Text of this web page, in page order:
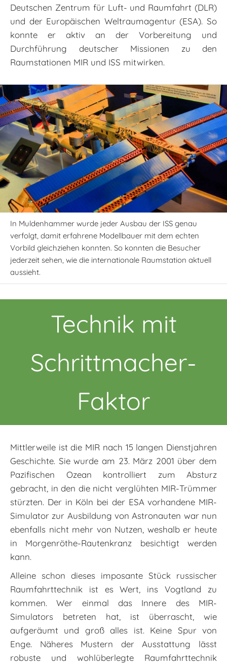
Deutschen Zentrum für Luft- und Raumfahrt (DLR)
und der Europäischen Weltraumagentur (ESA). So
konnte er aktiv an der Vorbereitung und
Durchführung deutscher Missionen zu den
Raumstationen MIR und ISS mitwirken.
In Muldenhammer wurde jeder Ausbau der ISS genau
verfolgt, damit erfahrene Modellbauer mit dem echten
Vorbild gleichziehen konnten. So konnten die Besucher
jederzeit sehen, wie die internationale Raumstation aktuell
aussieht.
Technik mit
Schrittmacher-
Faktor
Mittlerweile ist die MIR nach 15 langen Dienstjahren
Geschichte. Sie wurde am 23. März 2001 über dem
Pazifischen Ozean kontrolliert zum Absturz
gebracht, in den die nicht verglühten MIR-Trümmer
stürzten. Der in Köln bei der ESA vorhandene MIR-
Simulator zur Ausbildung von Astronauten war nun
ebenfalls nicht mehr von Nutzen, weshalb er heute
in Morgenröthe-Rautenkranz besichtigt werden
kann.
Alleine schon dieses imposante Stück russischer
Raumfahrttechnik ist es Wert, ins Vogtland zu
kommen. Wer einmal das Innere des MIR-
Simulators betreten hat, ist überrascht, wie
aufgeräumt und groß alles ist. Keine Spur von
Enge. Näheres Mustern der Ausstattung lässt
robuste und wohlüberlegte Raumfahrttechnik